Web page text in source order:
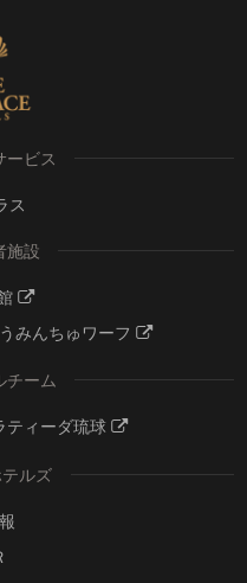
ービス
ス
施設
みんちゅワーフ
チーム
ティーダ琉球
ルズ